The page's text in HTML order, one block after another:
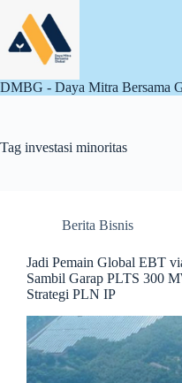
content
DMBG - Daya Mitra Bersama
Tag investasi minoritas
Berita Bisnis
Jadi Pemain Global EBT
Sambil Garap PLTS 300
Strategi PLN IP